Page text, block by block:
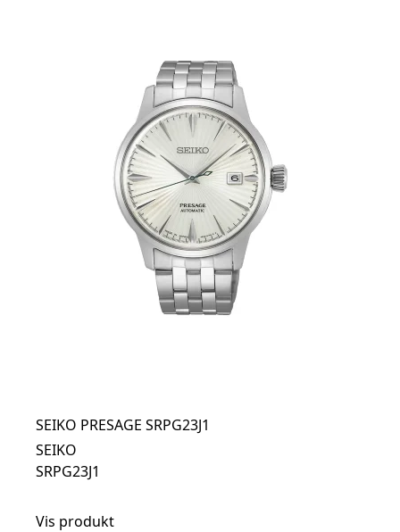
SEIKO PRESAGE SRPG23J1
SEIKO
SRPG23J1
Vis produkt